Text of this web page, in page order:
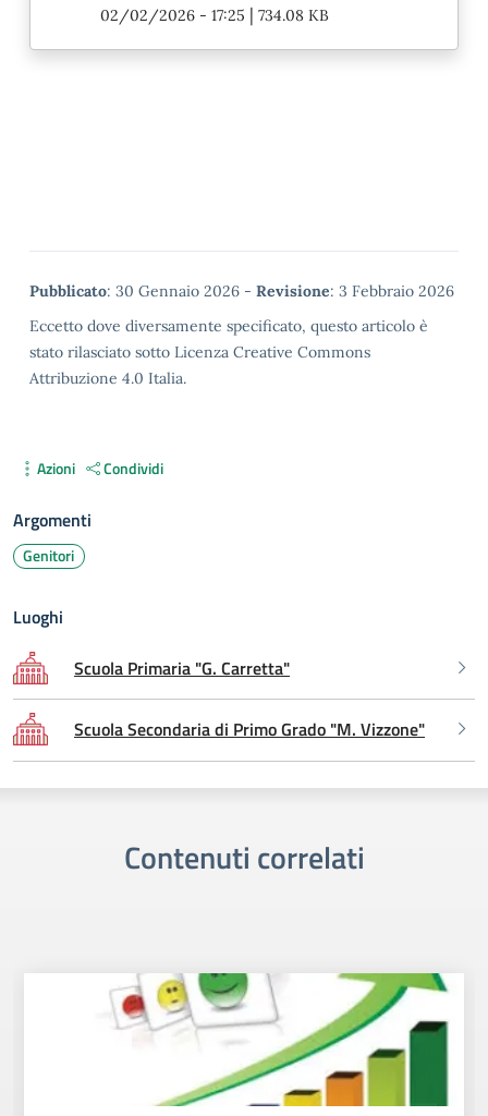
02/02/2026 - 17:25 | 734.08 KB
Metadata
Pubblicato: 30 Gennaio 2026 - Revisione: 3 Febbraio 2026
Eccetto dove diversamente specificato, questo articolo è
stato rilasciato sotto Licenza Creative Commons
Attribuzione 4.0 Italia.
Azioni Condividi
Argomenti
Genitori
Luoghi
Scuola Primaria "G. Carretta"
Scuola Secondaria di Primo Grado "M. Vizzone"
Contenuti correlati